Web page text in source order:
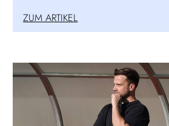
ZUM ARTIKEL